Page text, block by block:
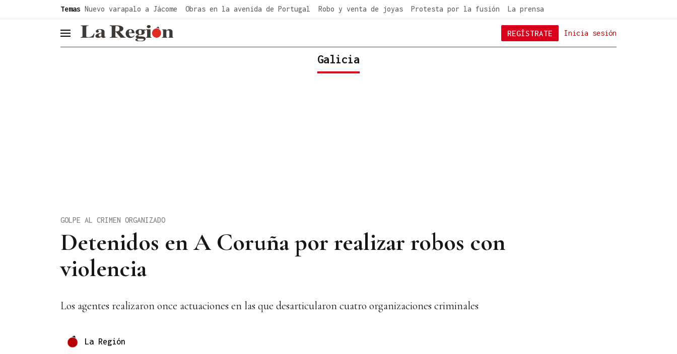
Temas Nuevo varapalo a Jácome Obras en la avenida de Portugal Robo y venta de joyas Protesta por la fusión La prensa
header.menu.open Inicia sesión
REGÍSTRATE
Galicia
Detenidos en A Coruña por realizar robos con
violencia
GOLPE AL CRIMEN ORGANIZADO
Los agentes realizaron once actuaciones en las que desarticularon cuatro organizaciones criminales
La Región